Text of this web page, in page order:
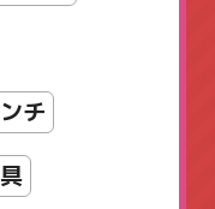
スタンド
チ